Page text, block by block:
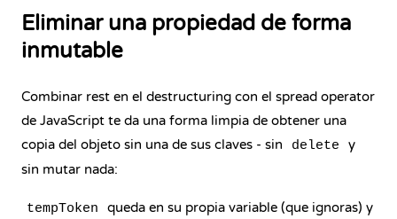
Eliminar una propiedad de forma
inmutable
Combinar rest en el destructuring con el spread operator
de JavaScript te da una forma limpia de obtener una
copia del objeto sin una de sus claves - sin
delete
y
sin mutar nada:
tempToken
queda en su propia variable (que ignoras) y